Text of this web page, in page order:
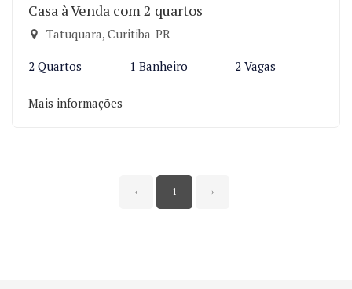
Casa à Venda com 2 quartos
Tatuquara, Curitiba-PR
2 Quartos 1 Banheiro 2 Vagas
Mais informações
‹ 1 ›